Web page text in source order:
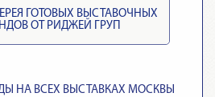
ГОТОВЫХ ВЫСТАВОЧНЫХ
ОТ РИДЖЕЙ ГРУП
НА ВСЕХ ВЫСТАВКАХ МОСКВЫ